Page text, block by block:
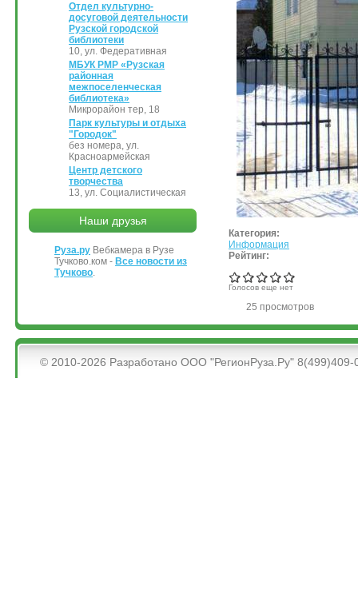
Категория:
Информация
Рейтинг:
Голосов еще нет
25 просмотров
Отдел культурно-
досуговой деятельности
Рузской городской
библиотеки
10, ул. Федеративная
МБУК РМР «Рузская
районная
межпоселенческая
библиотека»
Микрорайон тер, 18
Парк культуры и отдыха
"Городок"
без номера, ул.
Красноармейская
Центр детского
творчества
13, ул. Социалистическая
Наши друзья
Руза.ру Вебкамера в Рузе
Тучково.ком - Все новости из
Тучково.
&bsps;
© 2010-2026 Разработано ООО "РегионРуза.Ру" 8(499)409-